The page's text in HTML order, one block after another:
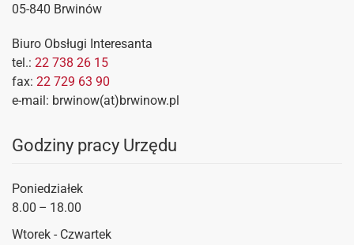
05-840 Brwinów
Biuro Obsługi Interesanta
tel.: 22 738 26 15
fax: 22 729 63 90
e-mail: brwinow(at)brwinow.pl
Godziny pracy Urzędu
Poniedziałek
8.00 – 18.00
Wtorek - Czwartek